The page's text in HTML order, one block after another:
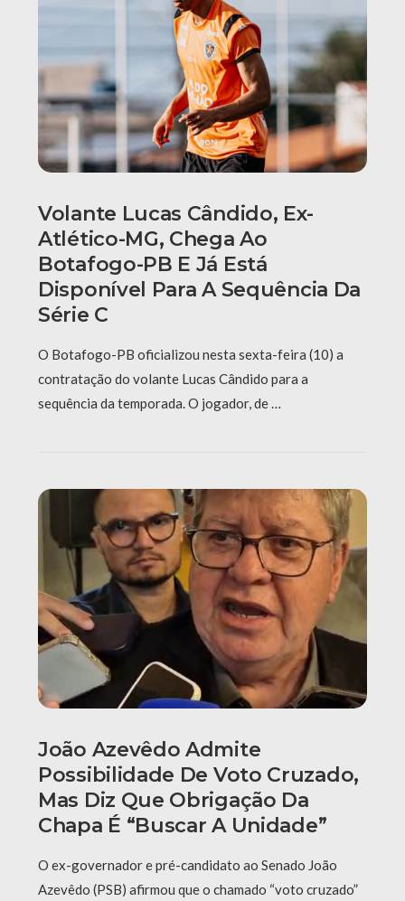
Volante Lucas Cândido, Ex-
Atlético-MG, Chega Ao
Botafogo-PB E Já Está
Disponível Para A Sequência Da
Série C
O Botafogo-PB oficializou nesta sexta-feira (10) a
contratação do volante Lucas Cândido para a
sequência da temporada. O jogador, de …
João Azevêdo Admite
Possibilidade De Voto Cruzado,
Mas Diz Que Obrigação Da
Chapa É “buscar A Unidade”
O ex-governador e pré-candidato ao Senado João
Azevêdo (PSB) afirmou que o chamado “voto cruzado”